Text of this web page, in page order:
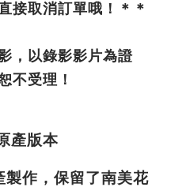
接取消訂單哦！＊＊
，以錄影影片為證
不受理！
產版本
製作，保留了南美花